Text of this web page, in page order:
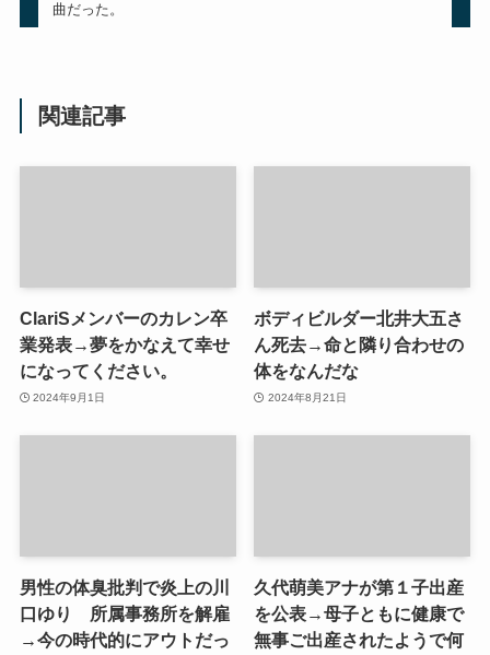
曲だった。
関連記事
ClariSメンバーのカレン卒
業発表→夢をかなえて幸せ
になってください。
2024年9月1日
ボディビルダー北井大五さ
ん死去→命と隣り合わせの
体をなんだな
2024年8月21日
男性の体臭批判で炎上の川
口ゆり 所属事務所を解雇
→今の時代的にアウトだっ
久代萌美アナが第１子出産
を公表→母子ともに健康で
無事ご出産されたようで何